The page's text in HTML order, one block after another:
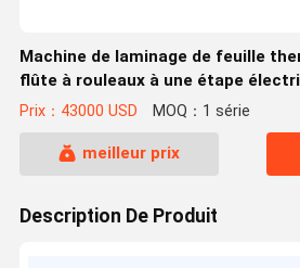
Machine de laminage de feuille
flûte à rouleaux à une étape
production de modules solaires
Prix：43000 USD MOQ：1 série
meilleur prix
Description De Produit